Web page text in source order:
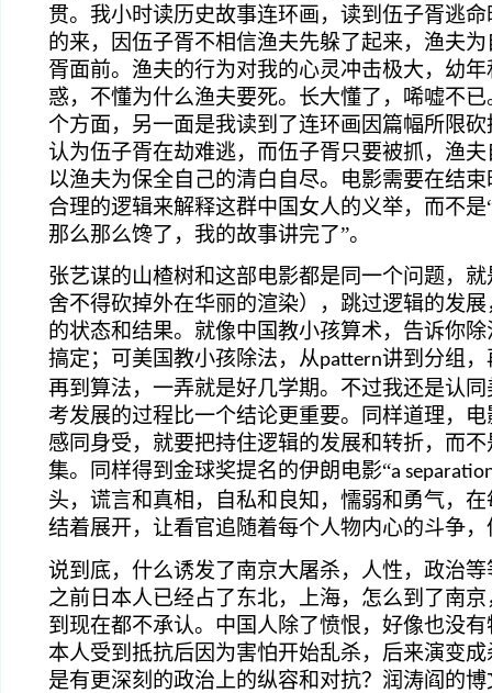
贯。我小时读历史故事连环画，读到伍子胥逃
的来，因伍子胥不相信渔夫先躲了起来，渔夫
胥面前。渔夫的行为对我的心灵冲击极大，幼
惑，不懂为什么渔夫要死。长大懂了，唏嘘不
个方面，另一面是我读到了连环画因篇幅所限
认为伍子胥在劫难逃，而伍子胥只要被抓，渔
以渔夫为保全自己的清白自尽。电影需要在结
合理的逻辑来解释这群中国女人的义举，而不
那么那么馋了，我的故事讲完了”。
张艺谋的山楂树和这部电影都是同一个问题，
舍不得砍掉外在华丽的渲染），跳过逻辑的发
的状态和结果。就像中国教小孩算术，告诉你
搞定；可美国教小孩除法，从pattern讲到分组
再到算法，一弄就是好几学期。不过我还是认
考发展的过程比一个结论更重要。同样道理，
感同身受，就要把持住逻辑的发展和转折，而
集。同样得到金球奖提名的伊朗电影“a
头，谎言和真相，自私和良知，懦弱和勇气，
结着展开，让看官追随着每个人物内心的斗争
说到底，什么诱发了南京大屠杀，人性，政治
之前日本人已经占了东北，上海，怎么到了南
到现在都不承认。中国人除了愤恨，好像也没
本人受到抵抗后因为害怕开始乱杀，后来演变
是有更深刻的政治上的纵容和对抗？润涛阎的